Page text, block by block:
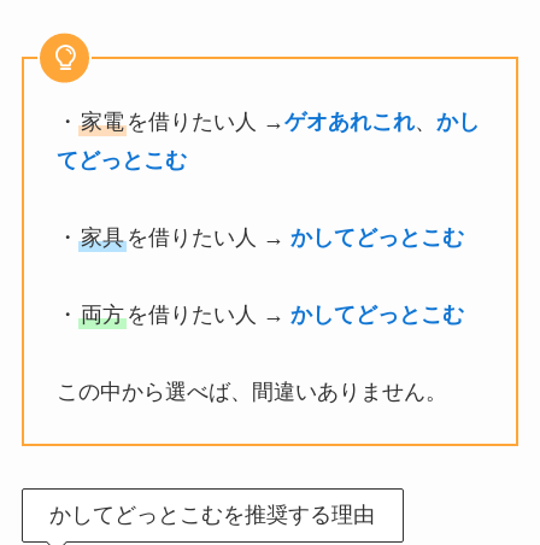
・ 家電を借りたい人 →ゲオあれこれ、 かし
てどっとこむ
・ 家具を借りたい人 → かしてどっとこむ
・ 両方を借りたい人 → かしてどっとこむ
この中から選べば、間違いありません。
かしてどっとこむを推奨する理由